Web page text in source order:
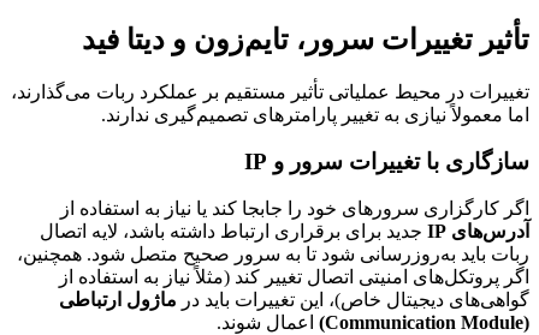
تأثیر تغییرات سرور، تایم‌زون و دیتا فید
تغییرات در محیط عملیاتی تأثیر مستقیم بر عملکرد ربات می‌گذارند،
اما معمولاً نیازی به تغییر پارامترهای تصمیم‌گیری ندارند.
سازگاری با تغییرات سرور و IP
اگر کارگزاری سرورهای خود را جابجا کند یا نیاز به استفاده از
آدرس‌های IP
جدید برای برقراری ارتباط داشته باشد، لایه اتصال
ربات باید به‌روزرسانی شود تا به سرور صحیح متصل شود. همچنین،
اگر پروتکل‌های امنیتی اتصال تغییر کند (مثلاً نیاز به استفاده از
گواهی‌های دیجیتال خاص)، این تغییرات باید در ماژول ارتباطی
(Communication Module)
اعمال شوند.